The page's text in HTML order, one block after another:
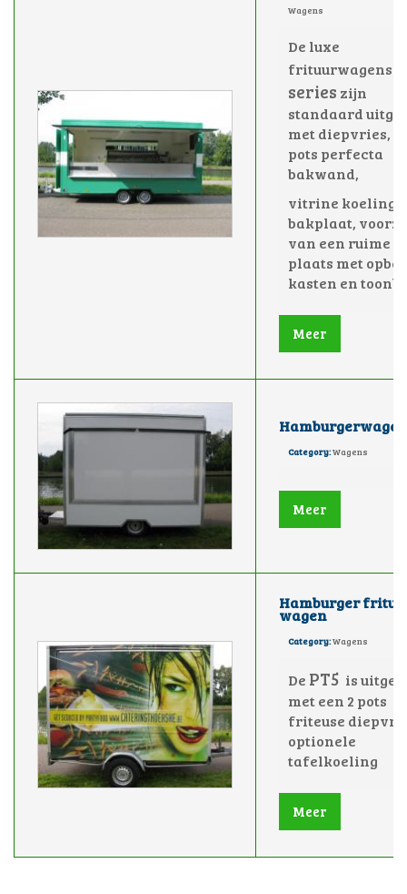
Wagens
De luxe
frituurwagens
series zijn
standaard
met diepvries,
pots perfecta
bakwand,
vitrine koeling,
bakplaat,
van een ruime
plaats met
kasten en
Meer
Hamburgerwagen
Category:Wagens
Meer
Hamburger
wagen
Category:Wagens
De PT5 is
met een 2 pots
friteuse
optionele
tafelkoeling
Meer